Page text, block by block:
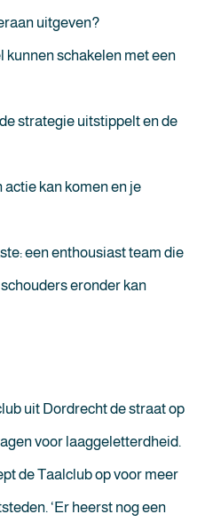
uitgeven?
kunnen schakelen met een
strategie uitstippelt en de
kan komen en je
een enthousiast team die
eronder kan
uit Dordrecht de straat op
voor laaggeletterdheid.
de Taalclub op voor meer
‘Er heerst nog een